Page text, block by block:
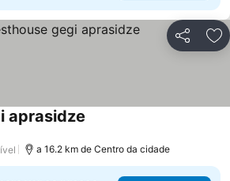
Partilhar
aprasidze
a 16.2 km de Centro da cidade